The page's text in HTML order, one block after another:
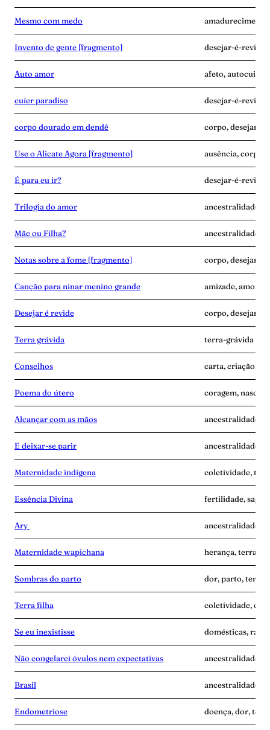
Mesmo com medo
Invento de gente [fragmento] desejar-é-
Auto amor afeto,
cuíer paradiso desejar-é-revide,
corpo dourado em dendê corpo, desejar-
Use o Alicate Agora [fragmento] ausência, corpo,
É para eu ir? desejar-é-
Trilogia do amor ancestralidade,
Mãe ou Filha? ancestralidade,
Notas sobre a fome [fragmento] corpo, desejar-é-
Canção para ninar menino grande amizade, amor,
Desejar é revide corpo, desejar-
Terra grávida terra-grávida
Conselhos carta, criação,
Poema do útero coragem,
Alcançar com as mãos ancestralidade,
E deixar-se parir ancestralidade,
Maternidade indígena coletividade,
Essência Divina fertilidade,
Ary ancestralidade,
Maternidade wapichana herança, terra-
Sombras do parto dor, parto, terra-
Terra filha coletividade,
Se eu inexistisse domésticas,
Não congelarei óvulos nem expectativas ancestralidade,
Brasil ancestralidade,
Endometriose doença, dor,